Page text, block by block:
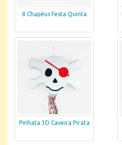
8 Chapéus Festa Quinta
Pinhata 3D Caveira Pirata